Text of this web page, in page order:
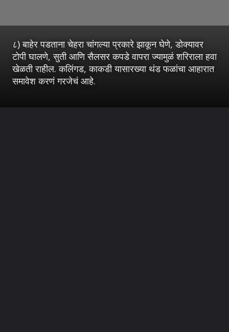
८) बाहेर पडताना चेहरा चांगल्या प्रकारे झाकून घेणे, डोक्यावर
टोपी घालणे, सुती आणि सैलसर कपडे वापरा ज्यामुळं शरिराला हवा
खेळती राहील. कलिंगड, काकडी यासारख्या थंड फळांचा आहारात
समावेश करणं गरजेचं आहे.